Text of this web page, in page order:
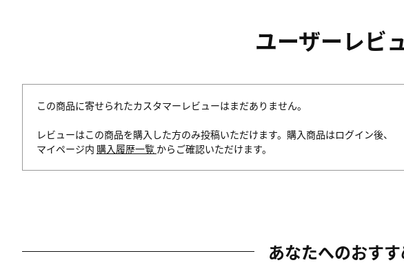
ユーザーレビ
この商品に寄せられたカスタマーレビューはまだありません。
レビューはこの商品を購入した方のみ投稿いただけます。購入商品はログイン後、
マイページ内 購入履歴一覧 からご確認いただけます。
あなたへのおす